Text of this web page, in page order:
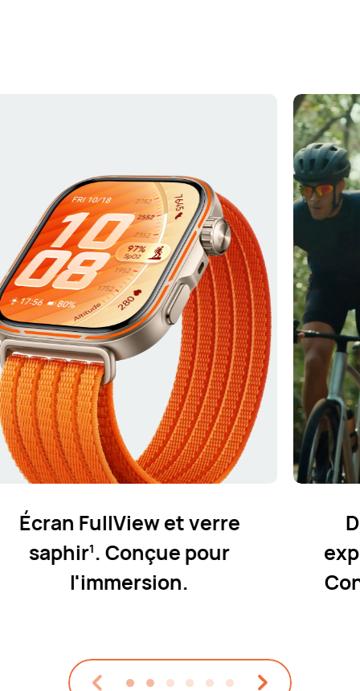
Mode Mini-entraînements
transforme les moments de
temps libre en résultats pour